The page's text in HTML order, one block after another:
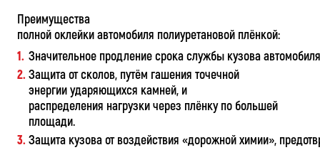
Преимущества
полной оклейки автомобиля полиуретановой плёнкой:
Значительное продление срока службы кузова
Защита от сколов, путём гашения точечной
энергии ударяющихся камней, и
распределения нагрузки через плёнку по большей
площади.
Защита кузова от воздействия «дорожной химии»,